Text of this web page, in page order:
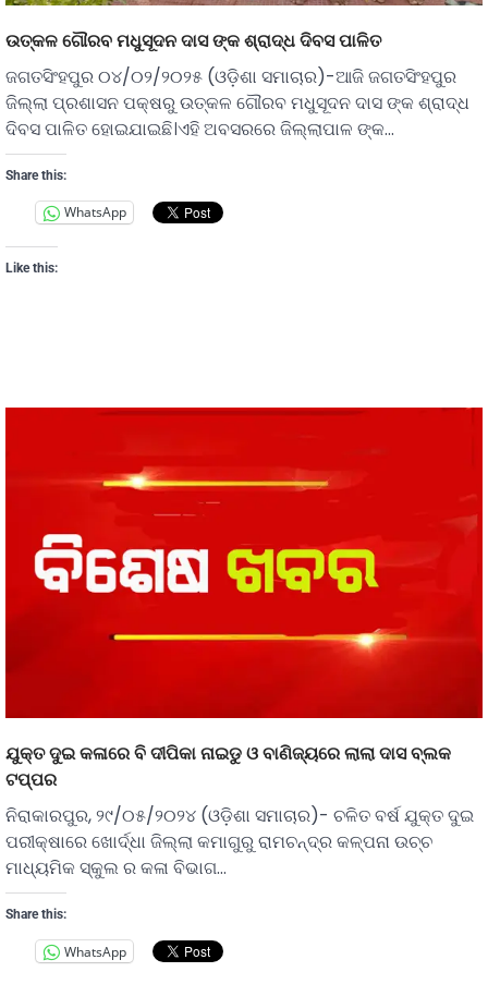
ଉତ୍କଳ ଗୌରବ ମଧୁସୂଦନ ଦାସ ଙ୍କ ଶ୍ରାଦ୍ଧ ଦିବସ ପାଳିତ
ଜଗତସିଂହପୁର ୦୪/୦୨/୨୦୨୫ (ଓଡ଼ିଶା ସମାଚାର)-ଆଜି ଜଗତସିଂହପୁର
ଜିଲ୍ଲା ପ୍ରଶାସନ ପକ୍ଷରୁ ଉତ୍କଳ ଗୌରବ ମଧୁସୂଦନ ଦାସ ଙ୍କ ଶ୍ରାଦ୍ଧ
ଦିବସ ପାଳିତ ହୋଇଯାଇଛି।ଏହି ଅବସରରେ ଜିଲ୍ଲାପାଳ ଙ୍କ…
Share this:
WhatsApp
Like this:
ଯୁକ୍ତ ଦୁଇ କଳାରେ ବି ଦୀପିକା ନାଇଡୁ ଓ ବାଣିଜ୍ୟରେ ଲାଲା ଦାସ ବ୍ଲକ
ଟପ୍ପର
ନିରାକାରପୁର, ୨୯/୦୫/୨୦୨୪ (ଓଡ଼ିଶା ସମାଚାର)- ଚଳିତ ବର୍ଷ ଯୁକ୍ତ ଦୁଇ
ପରୀକ୍ଷାରେ ଖୋର୍ଦ୍ଧା ଜିଲ୍ଲା କମାଗୁରୁ ରାମଚନ୍ଦ୍ର କଳ୍ପନା ଉଚ୍ଚ
ମାଧ୍ୟମିକ ସ୍କୁଲ ର କଳା ବିଭାଗ…
Share this:
WhatsApp